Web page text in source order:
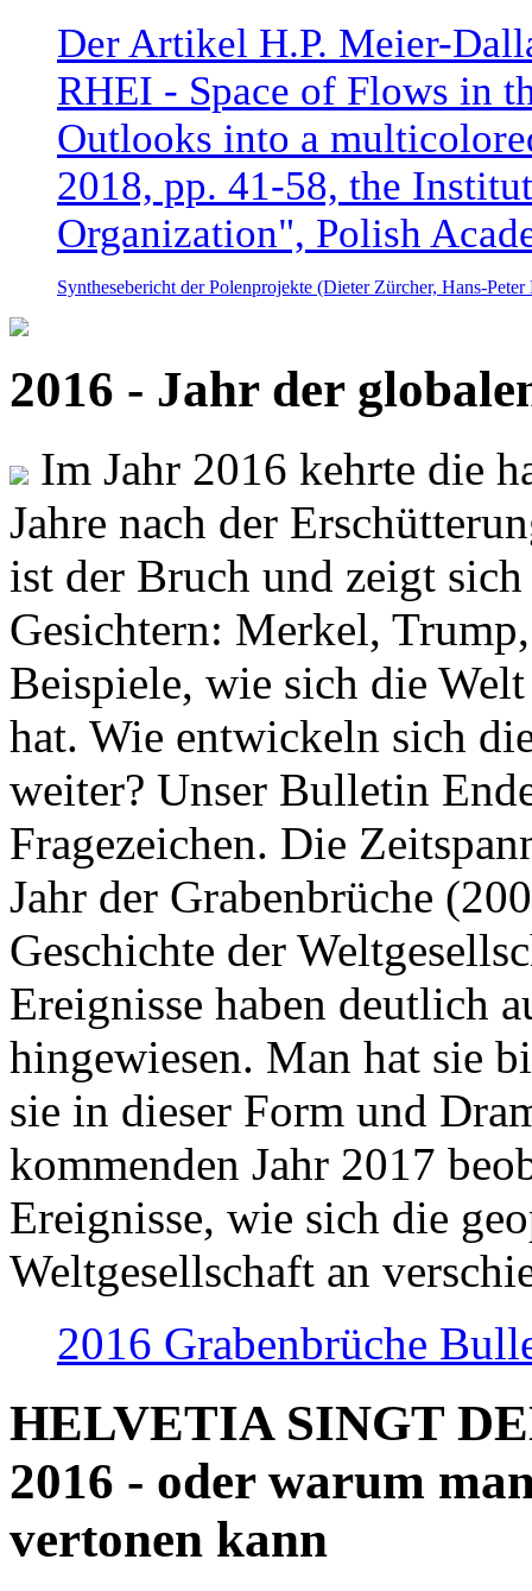
Der Artikel H.P. Meier-
RHEI - Space of Flows in
Outlooks into a
2018, pp. 41-58, the
Organization", Polish
Synthesebericht der Polenprojekte (Dieter Zürcher, Hans-
2016 - Jahr der
Im Jahr 2016 kehrte die
Jahre nach der
ist der Bruch und zeigt
Gesichtern: Merkel,
Beispiele, wie sich die
hat. Wie entwickeln sich
weiter? Unser Bulletin
Fragezeichen. Die
Jahr der Grabenbrüche
Geschichte der
Ereignisse haben deutlich
hingewiesen. Man hat sie
sie in dieser Form und
kommenden Jahr 2017
Ereignisse, wie sich die
Weltgesellschaft an
2016 Grabenbrüche
HELVETIA SINGT
2016 - oder warum
vertonen kann